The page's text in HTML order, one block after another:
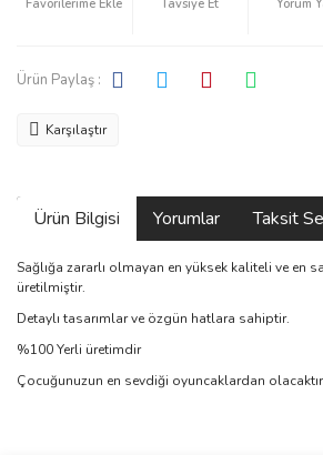
Tavsiye Et Yorum
Ürün Paylaş :
Karşılaştır
Ürün Bilgisi Yorumlar Taksit
Sağlığa zararlı olmayan en yüksek kaliteli ve en
üretilmiştir.
Detaylı tasarımlar ve özgün hatlara sahiptir.
%100 Yerli üretimdir
Çocuğunuzun en sevdiği oyuncaklardan